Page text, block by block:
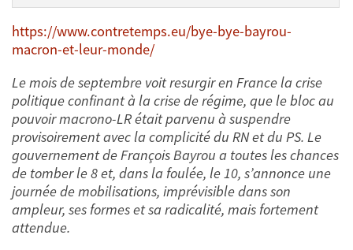
https://www.contretemps.eu/bye-bye-bayrou-
macron-et-leur-monde/
Le mois de septembre voit resurgir en France la crise
politique confinant à la crise de régime, que le bloc au
pouvoir macrono-LR était parvenu à suspendre
provisoirement avec la complicité du RN et du PS. Le
gouvernement de François Bayrou a toutes les chances
de tomber le 8 et, dans la foulée, le 10, s’annonce une
journée de mobilisations, imprévisible dans son
ampleur, ses formes et sa radicalité, mais fortement
attendue.